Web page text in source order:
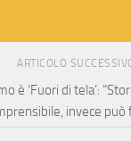
ARTICOLO
è ‘Fuori di tela’:
invece può